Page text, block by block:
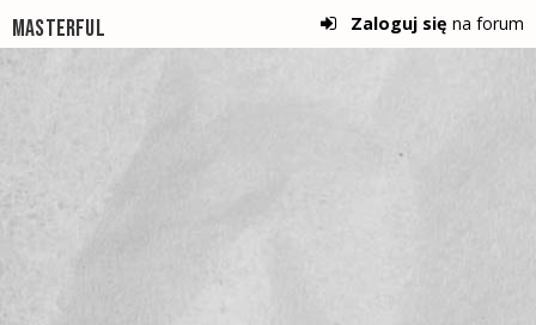
Masterful Zaloguj się na forum